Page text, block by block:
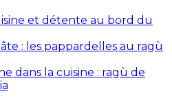
et détente au bord du
: les pappardelles au ragù
dans la cuisine : ragù de